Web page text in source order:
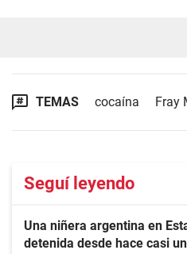
TEMAS cocaína Fray
Seguí leyendo
Una niñera argentina en
detenida desde hace casi